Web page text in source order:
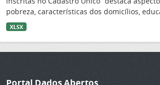
pobreza, características dos domicílios,
XLSX
Portal Dados Abertos